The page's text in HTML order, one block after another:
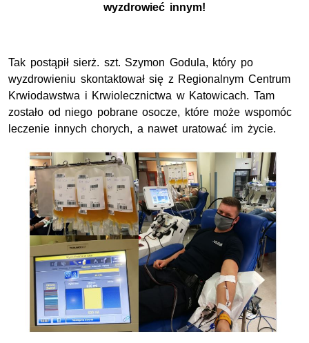
wyzdrowieć innym!
Tak postąpił sierż. szt. Szymon Godula, który po
wyzdrowieniu skontaktował się z Regionalnym Centrum
Krwiodawstwa i Krwiolecznictwa w Katowicach. Tam
zostało od niego pobrane osocze, które może wspomóc
leczenie innych chorych, a nawet uratować im życie.